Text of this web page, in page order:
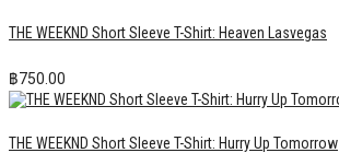
THE WEEKND Short Sleeve T-Shirt: Heaven Lasvegas
฿750.00
THE WEEKND Short Sleeve T-Shirt: Hurry Up Tomorrow